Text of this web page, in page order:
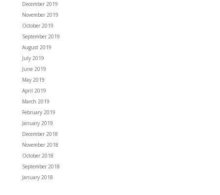
December 2019
November 2019
October 2019
September 2019
August 2019
July 2019
June 2019
May 2019
April 2019
March 2019
February 2019
January 2019
December 2018
November 2018
October 2018
September 2018
January 2018